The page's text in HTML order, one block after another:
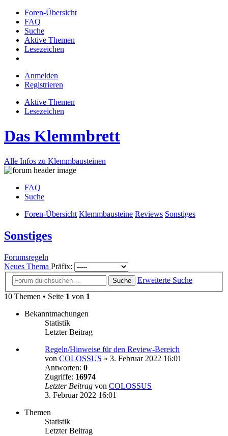
Foren-Übersicht
FAQ
Suche
Aktive Themen
Lesezeichen
Anmelden
Registrieren
Aktive Themen
Lesezeichen
Das Klemmbrett
Alle Infos zu Klemmbausteinen
FAQ
Suche
Foren-Übersicht Klemmbausteine Reviews Sonstiges
Sonstiges
Forumsregeln
Neues Thema Präfix:
Suche
Erweiterte Suche
10 Themen • Seite 1 von 1
Bekanntmachungen
Statistik
Letzter Beitrag
Regeln/Hinweise für den Review-Bereich
von COLOSSUS » 3. Februar 2022 16:01
Antworten: 0
Zugriffe: 16974
Letzter Beitrag von COLOSSUS
3. Februar 2022 16:01
Themen
Statistik
Letzter Beitrag